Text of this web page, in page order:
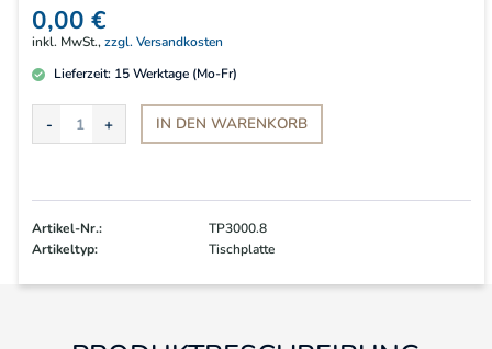
0,00 €
inkl. MwSt.,zzgl. Versandkosten
Lieferzeit: 15Werktage (Mo-Fr)
IN DEN WARENKORB
Artikel-Nr.:
TP3000.8
Artikeltyp:
Tischplatte